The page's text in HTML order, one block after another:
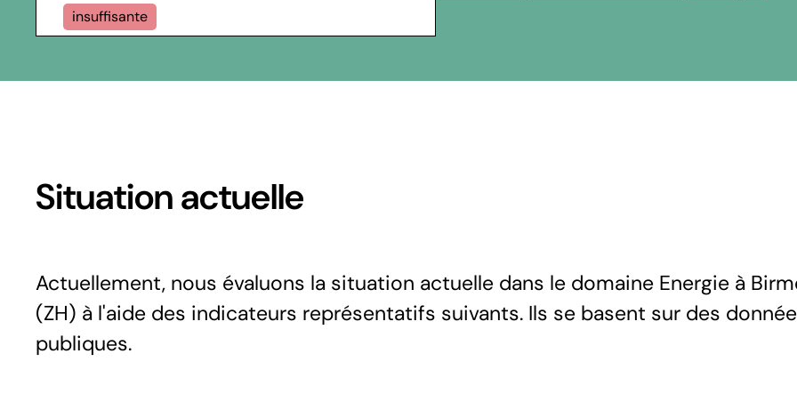
insuffisante
Situation actuelle
Actuellement, nous évaluons la situation actuelle dans le domaine Energie à
(ZH) à l'aide des indicateurs représentatifs suivants. Ils se basent sur des
publiques.